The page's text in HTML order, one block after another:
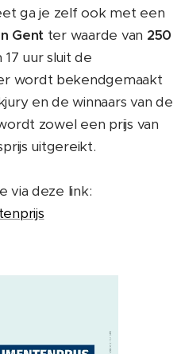
ga je zelf ook met een
Gent ter waarde van 250
uur sluit de
wordt bekendgemaakt
en de winnaars van de
zowel een prijs van
uitgereikt.
via deze link: